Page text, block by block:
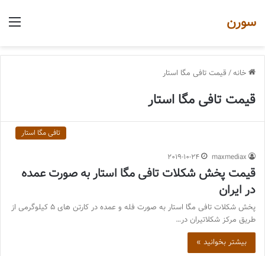
سورن
خانه/ قیمت تافی مگا استار
قیمت تافی مگا استار
تافی مگا استار
maxmediax
2019-10-24
قیمت پخش شکلات تافی مگا استار به صورت عمده
در ایران
پخش شکلات تافی مگا استار به صورت فله و عمده در کارتن های 5 کیلوگرمی از
طریق مرکز شکلاتیران در…
بیشتر بخوانید »